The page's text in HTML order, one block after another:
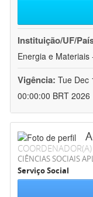
Instituição/UF/
Energia e Materiais
Vigência: Tue Dec
00:00:00 BRT 2026
COORDENADOR(A)
CIÊNCIAS SOCIAIS
Serviço Social